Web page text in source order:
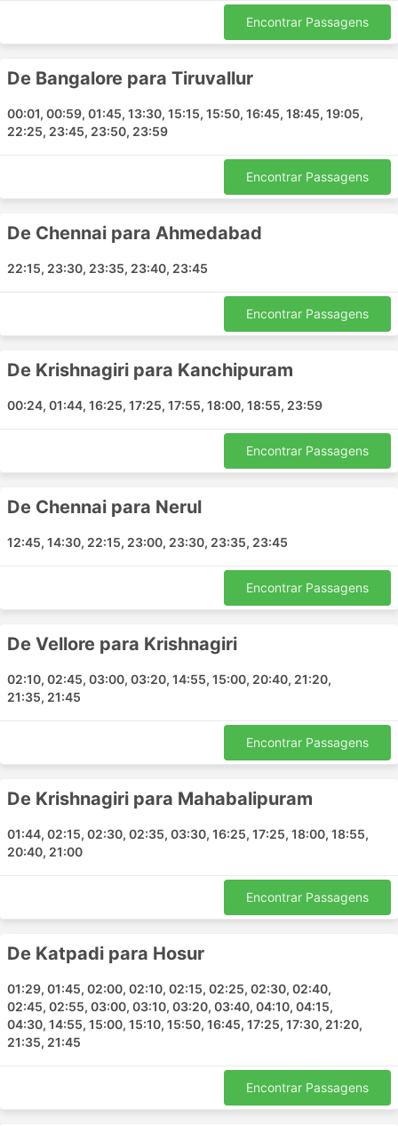
Gooty
Mettur
Raichur
Nellore
Gobichettipalaiyam
Davanagere
Goa
Kanchipuram
Mantralayam
Chitradurga
Vijayawada
Kurnool
Pathanamthitta
Mulki
Margaon
Belagavi
Coimbatore
Puducherry
Vyttila
Manipal
Salem
Tiruvannamalai
Encontrar Passagens
De Bangalore para Tiruvallur
00:01, 00:59, 01:45, 13:30, 15:15, 15:50, 16:45, 18:45, 19:05,
22:25, 23:45, 23:50, 23:59
Encontrar Passagens
De Chennai para Ahmedabad
22:15, 23:30, 23:35, 23:40, 23:45
Encontrar Passagens
De Krishnagiri para Kanchipuram
00:24, 01:44, 16:25, 17:25, 17:55, 18:00, 18:55, 23:59
Encontrar Passagens
De Chennai para Nerul
12:45, 14:30, 22:15, 23:00, 23:30, 23:35, 23:45
Encontrar Passagens
De Vellore para Krishnagiri
02:10, 02:45, 03:00, 03:20, 14:55, 15:00, 20:40, 21:20,
21:35, 21:45
Encontrar Passagens
De Krishnagiri para Mahabalipuram
01:44, 02:15, 02:30, 02:35, 03:30, 16:25, 17:25, 18:00, 18:55,
20:40, 21:00
Encontrar Passagens
De Katpadi para Hosur
01:29, 01:45, 02:00, 02:10, 02:15, 02:25, 02:30, 02:40,
02:45, 02:55, 03:00, 03:10, 03:20, 03:40, 04:10, 04:15,
04:30, 14:55, 15:00, 15:10, 15:50, 16:45, 17:25, 17:30, 21:20,
21:35, 21:45
Encontrar Passagens